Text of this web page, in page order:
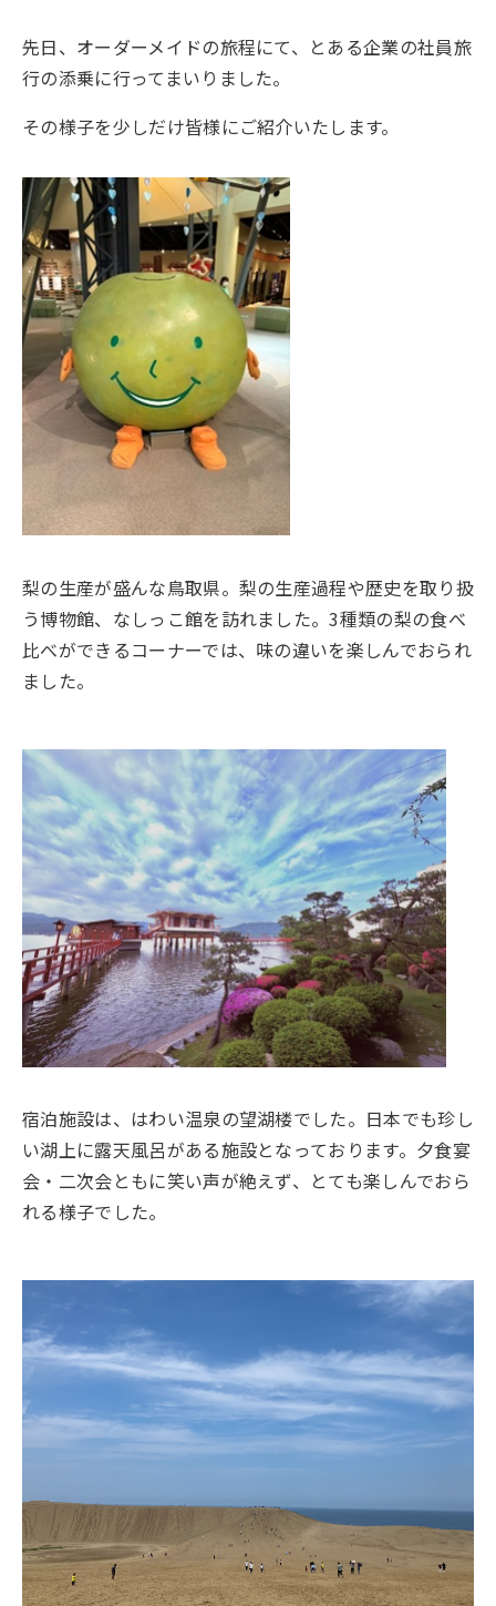
先日、オーダーメイドの旅程にて、とある企業の社員旅
行の添乗に行ってまいりました。
その様子を少しだけ皆様にご紹介いたします。
梨の生産が盛んな鳥取県。梨の生産過程や歴史を取り扱
う博物館、なしっこ館を訪れました。3種類の梨の食べ
比べができるコーナーでは、味の違いを楽しんでおられ
ました。
宿泊施設は、はわい温泉の望湖楼でした。日本でも珍し
い湖上に露天風呂がある施設となっております。夕食宴
会・二次会ともに笑い声が絶えず、とても楽しんでおら
れる様子でした。